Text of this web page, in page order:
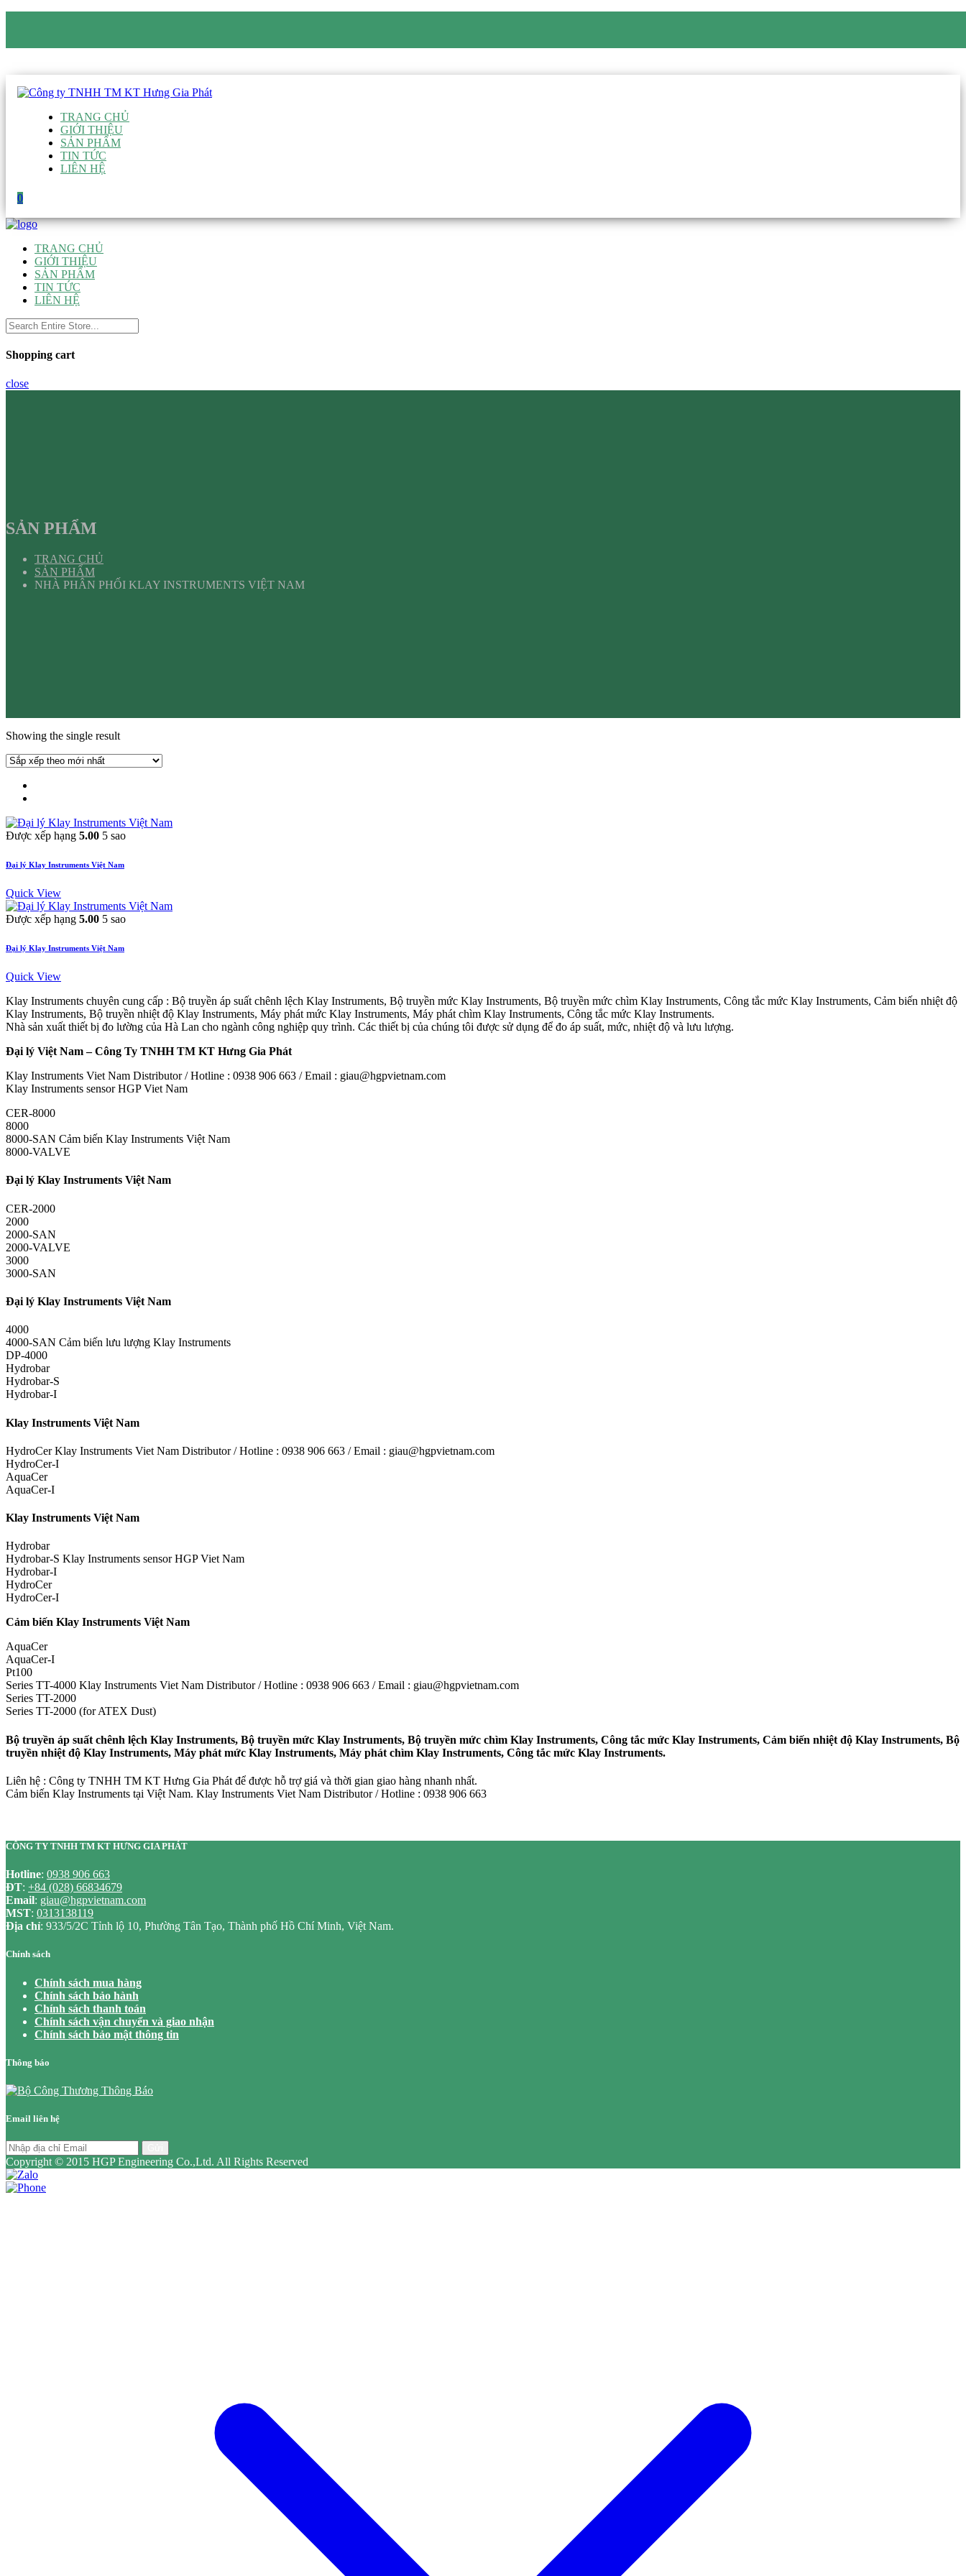
TRANG CHỦ
GIỚI THIỆU
SẢN PHẨM
TIN TỨC
LIÊN HỆ
0
TRANG CHỦ
GIỚI THIỆU
SẢN PHẨM
TIN TỨC
LIÊN HỆ
Shopping cart
close
SẢN PHẨM
TRANG CHỦ
SẢN PHẨM
NHÀ PHÂN PHỐI KLAY INSTRUMENTS VIỆT NAM
Showing the single result
Được xếp hạng 5.00 5 sao
Đại lý Klay Instruments Việt Nam
Quick View
Được xếp hạng 5.00 5 sao
Đại lý Klay Instruments Việt Nam
Quick View
Klay Instruments chuyên cung cấp : Bộ truyền áp suất chênh lệch Klay Instruments, Bộ truyền mức Klay Instruments, Bộ truyền mức chìm Klay Instruments, Công tắc mức Klay Instruments, Cảm biến nhiệt độ
Klay Instruments, Bộ truyền nhiệt độ Klay Instruments, Máy phát mức Klay Instruments, Máy phát chìm Klay Instruments, Công tắc mức Klay Instruments.
Nhà sản xuất thiết bị đo lường của Hà Lan cho ngành công nghiệp quy trình. Các thiết bị của chúng tôi được sử dụng để đo áp suất, mức, nhiệt độ và lưu lượng.
Đại lý Việt Nam – Công Ty TNHH TM KT Hưng Gia Phát
Klay Instruments Viet Nam Distributor / Hotline : 0938 906 663 / Email : giau@hgpvietnam.com
Klay Instruments sensor HGP Viet Nam
CER-8000
8000
8000-SAN Cảm biến Klay Instruments Việt Nam
8000-VALVE
Đại lý Klay Instruments Việt Nam
CER-2000
2000
2000-SAN
2000-VALVE
3000
3000-SAN
Đại lý Klay Instruments Việt Nam
4000
4000-SAN Cảm biến lưu lượng Klay Instruments
DP-4000
Hydrobar
Hydrobar-S
Hydrobar-I
Klay Instruments Việt Nam
HydroCer Klay Instruments Viet Nam Distributor / Hotline : 0938 906 663 / Email : giau@hgpvietnam.com
HydroCer-I
AquaCer
AquaCer-I
Klay Instruments Việt Nam
Hydrobar
Hydrobar-S Klay Instruments sensor HGP Viet Nam
Hydrobar-I
HydroCer
HydroCer-I
Cảm biến Klay Instruments Việt Nam
AquaCer
AquaCer-I
Pt100
Series TT-4000 Klay Instruments Viet Nam Distributor / Hotline : 0938 906 663 / Email : giau@hgpvietnam.com
Series TT-2000
Series TT-2000 (for ATEX Dust)
Bộ truyền áp suất chênh lệch Klay Instruments, Bộ truyền mức Klay Instruments, Bộ truyền mức chìm Klay Instruments, Công tắc mức Klay Instruments, Cảm biến nhiệt độ Klay Instruments, Bộ
truyền nhiệt độ Klay Instruments, Máy phát mức Klay Instruments, Máy phát chìm Klay Instruments, Công tắc mức Klay Instruments.
Liên hệ : Công ty TNHH TM KT Hưng Gia Phát để được hỗ trợ giá và thời gian giao hàng nhanh nhất.
Cảm biến Klay Instruments tại Việt Nam. Klay Instruments Viet Nam Distributor / Hotline : 0938 906 663
CÔNG TY TNHH TM KT HƯNG GIA PHÁT
Hotline: 0938 906 663
ĐT: +84 (028) 66834679
Email: giau@hgpvietnam.com
MST: 0313138119
Địa chỉ: 933/5/2C Tỉnh lộ 10, Phường Tân Tạo, Thành phố Hồ Chí Minh, Việt Nam.
Chính sách
Chính sách mua hàng
Chính sách bảo hành
Chính sách thanh toán
Chính sách vận chuyển và giao nhận
Chính sách bảo mật thông tin
Thông báo
Email liên hệ
Copyright © 2015 HGP Engineering Co.,Ltd. All Rights Reserved